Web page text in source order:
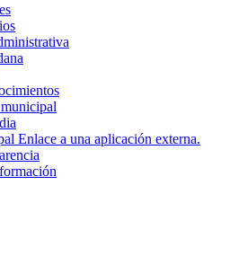
Enlace a una aplicación externa.